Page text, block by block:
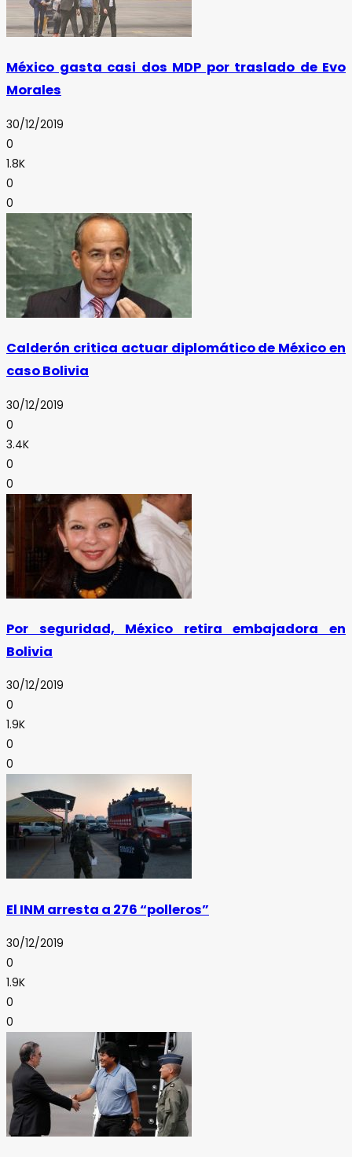
México gasta casi dos MDP por traslado de Evo
Morales
30/12/2019
0
1.8K
0
0
Calderón critica actuar diplomático de México en
caso Bolivia
30/12/2019
0
3.4K
0
0
Por seguridad, México retira embajadora en
Bolivia
30/12/2019
0
1.9K
0
0
El INM arresta a 276 “polleros”
30/12/2019
0
1.9K
0
0